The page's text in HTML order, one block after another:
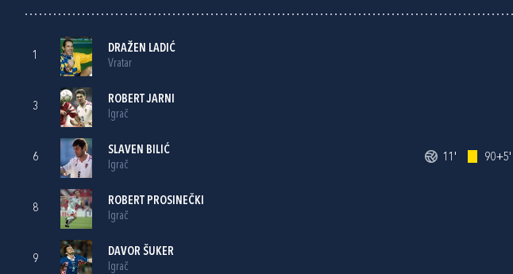
1
DRAŽEN LADIĆ
Vratar
3
ROBERT JARNI
Igrač
6
SLAVEN BILIĆ
Igrač
11' 90+5'
8
ROBERT PROSINEČKI
Igrač
9
DAVOR ŠUKER
Igrač